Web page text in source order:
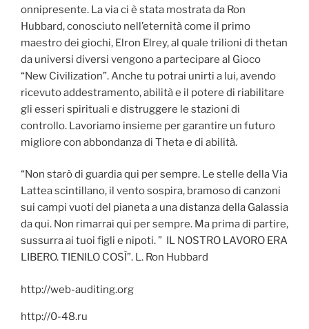
onnipresente. La via ci è stata mostrata da Ron
Hubbard, conosciuto nell’eternità come il primo
maestro dei giochi, Elron Elrey, al quale trilioni di thetan
da universi diversi vengono a partecipare al Gioco
“New Civilization”. Anche tu potrai unirti a lui, avendo
ricevuto addestramento, abilità e il potere di riabilitare
gli esseri spirituali e distruggere le stazioni di
controllo. Lavoriamo insieme per garantire un futuro
migliore con abbondanza di Theta e di abilità.
“Non starò di guardia qui per sempre. Le stelle della Via
Lattea scintillano, il vento sospira, bramoso di canzoni
sui campi vuoti del pianeta a una distanza della Galassia
da qui. Non rimarrai qui per sempre. Ma prima di partire,
sussurra ai tuoi figli e nipoti. ” IL NOSTRO LAVORO ERA
LIBERO. TIENILO COSÌ”. L. Ron Hubbard
http://web-auditing.org
http://0-48.ru